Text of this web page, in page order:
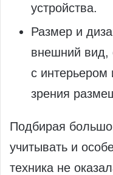
устройства.
Размер и
внешний вид,
с интерьером
зрения
Подбирая
учитывать и
техника не